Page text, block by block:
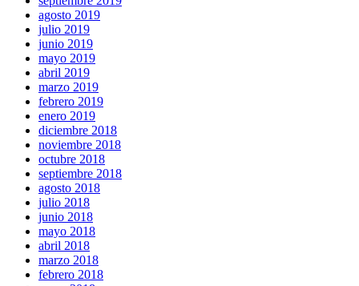
agosto 2019
julio 2019
junio 2019
mayo 2019
abril 2019
marzo 2019
febrero 2019
enero 2019
diciembre 2018
noviembre 2018
octubre 2018
septiembre 2018
agosto 2018
julio 2018
junio 2018
mayo 2018
abril 2018
marzo 2018
febrero 2018